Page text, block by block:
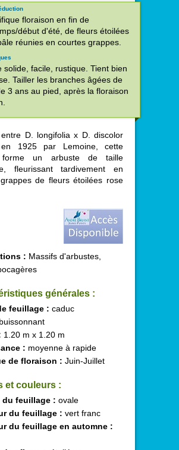
floraison en fin de
début d'été, de fleurs étoilées
réunies en courtes grappes.
solide, facile, rustique. Tient bien
Tailler les branches âgées de
3 ans au pied, après la floraison
entre D. longifolia x D. discolor
1925 par Lemoine, cette
forme un arbuste de taille
fleurissant tardivement en
de fleurs étoilées rose
: Massifs d'arbustes,
générales :
feuillage : caduc
buissonnant
1.20 m x 1.20 m
: moyenne à rapide
de floraison : Juin-Juillet
et couleurs :
du feuillage : ovale
du feuillage : vert franc
du feuillage en automne :